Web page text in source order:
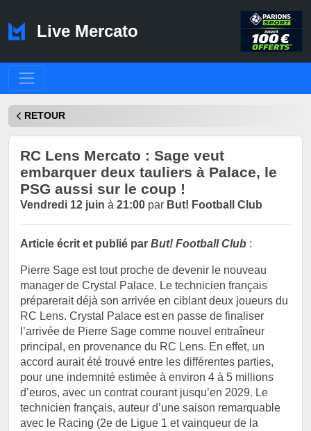
Live Mercato
RETOUR
RC Lens Mercato : Sage veut
embarquer deux tauliers à Palace, le
PSG aussi sur le coup !
Vendredi 12 juin à 21:00 par But! Football Club
Article écrit et publié par But! Football Club :
Pierre Sage est tout proche de devenir le nouveau
manager de Crystal Palace. Le technicien français
préparerait déjà son arrivée en ciblant deux joueurs du
RC Lens. Crystal Palace est en passe de finaliser
l’arrivée de Pierre Sage comme nouvel entraîneur
principal, en provenance du RC Lens. En effet, un
accord aurait été trouvé entre les différentes parties,
pour une indemnité estimée à environ 4 à 5 millions
d’euros, avec un contrat courant jusqu’en 2029. Le
technicien français, auteur d’une saison remarquable
avec le Racing (2e de Ligue 1 et vainqueur de la